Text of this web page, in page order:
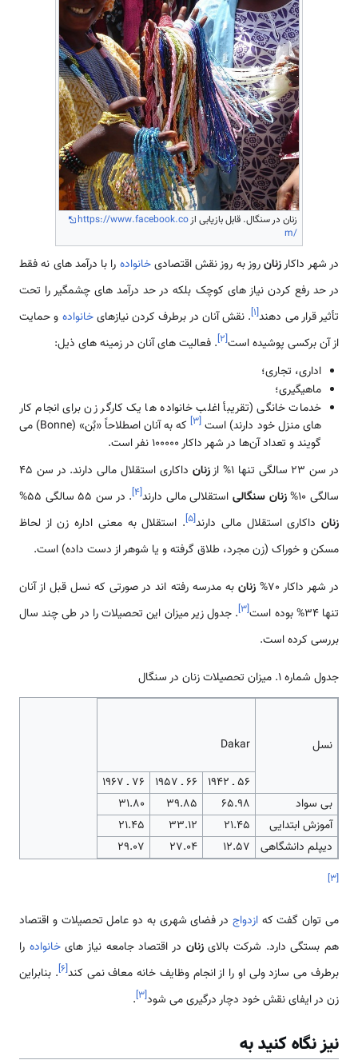
زنان در سنگال. قابل بازیابی ازhttps://www.facebook.co
m/
در شهر داکارزنانروز به روز نقش اقتصادیخانواده را با درآمد های نه فقط
در حد رفع کردن نیاز های کوچک بلکه در حد درآمد های چشمگیر را تحت
تأثیر قرار می دهند[۱]. نقش آنان در برطرف کردن نیازهایخانواده و حمایت
از آن برکسی پوشیده است[۲]. فعالیت های آنان در زمینه های ذیل:
اداری، تجاری؛
ماهیگیری؛
خدمات خانگی (تقریبأ اغلب خانواده ها یک کارگر زن برای انجام کار
های منزل خود دارند) است [۳]
که به آنان اصطلاحاً «بٌن» (Bonne) می
گویند و تعداد آن‌ها در شهر داکار 100000 نفر است.
در سن 23 سالگی تنها 1% از
زنان
داکاری استقلال مالی دارند. در سن 45
سالگی 10%
زنان سنگالیاستقلالی مالی دارند[۴]. در سن 55 سالگی 55%
زنانداکاری استقلال مالی دارند[۵]. استقلال به معنی اداره زن از لحاظ
مسکن و خوراک (زن مجرد، طلاق گرفته و یا شوهر از دست داده) است.
در شهر داکار 70% زنان به مدرسه رفته اند در صورتی که نسل قبل از آنان
تنها 34% بوده است
[۳]. جدول زیر میزان این تحصیلات را در طی چند سال
بررسی کرده است.
جدول شماره 1. میزان تحصیلات زنان در سنگال
نسل Dakar
56 ـ 1942 66 ـ 1957
76 ـ 1967
بی سواد
65.98
39.85
31.80
آموزش ابتدایی
21.45
33.12
21.45
دیپلم دانشگاهی
12.57
27.04
29.07
[۳]
می توان گفت کهازدواج در فضای شهری به دو عامل تحصیلات و اقتصاد
هم بستگی دارد. شرکت بالایزنان در اقتصاد جامعه نیاز هایخانواده را
برطرف می سازد ولی او را از انجام وظایف خانه معاف نمی کند[۶]. بنابراین
زن در ایفای نقش خود دچار درگیری می شود[۳]
.
نیز نگاه کنید به